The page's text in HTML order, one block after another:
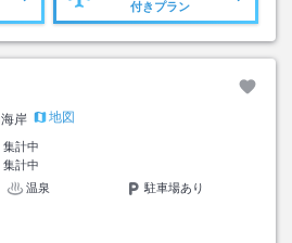
付きプラン
岸
地図
集計中
集計中
温泉
駐車場あり